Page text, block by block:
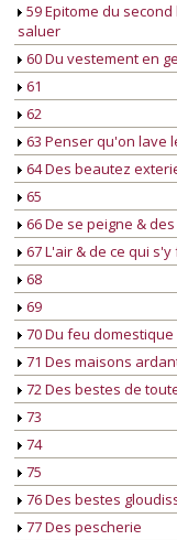
59 Epitome du
saluer
60 Du vestement en
61
62
63 Penser qu'on lave
64 Des beautez
65
66 De se peigne &
67 L'air & de ce qui s'y
68
69
70 Du feu domestique
71 Des maisons
72 Des bestes de
73
74
75
76 Des bestes
77 Des pescherie